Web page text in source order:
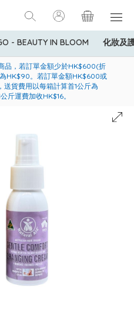
- BEAUTY IN BLOOM 化妝及
物禮遇：高達5%簽賬回贈！
滿$600，可享免費送貨服務
品，若訂單金額少於HK$600(折
HK$90。若訂單金額HK$600或
貨費用以每箱計算首1公斤為
斤運費加收HK$16。